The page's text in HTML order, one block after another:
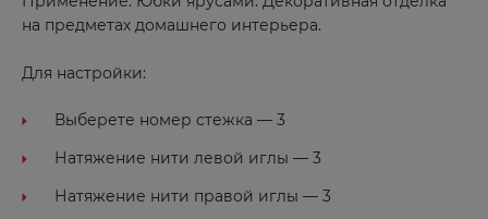
на предметах домашнего интерьера.
Для настройки:
Выберете номер стежка — 3
Натяжение нити левой иглы — 3
Натяжение нити правой иглы — 3
Владивосток
Владимир
Волгоград
Волгодонск
Волжск